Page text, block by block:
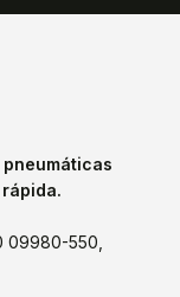
09980-550,